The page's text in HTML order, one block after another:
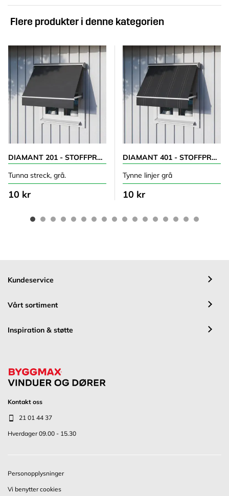
Flere produkter i denne kategorien
DIAMANT 201 - STOFFPRØVE
Tunna streck, grå.
10 kr
DIAMANT 401 - STOFFPRØVE
Tynne linjer grå
10 kr
Kundeservice
Vårt sortiment
Inspiration & støtte
Kontakt oss
21 01 44 37
Hverdager 09.00 - 15.30
Personopplysninger
Vi benytter cookies